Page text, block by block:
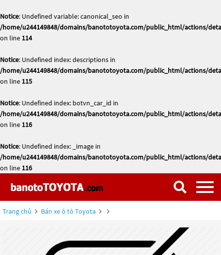
Notice: Undefined variable: canonical_seo in
/home/u244149848/domains/banototoyota.com/public_html/actions/
on line 114
Notice: Undefined index: descriptions in
/home/u244149848/domains/banototoyota.com/public_html/actions/
on line 115
Notice: Undefined index: botvn_car_id in
/home/u244149848/domains/banototoyota.com/public_html/actions/
on line 116
Notice: Undefined index: _image in
/home/u244149848/domains/banototoyota.com/public_html/actions/
on line 116
Trang chủ Bán xe ô tô Toyota